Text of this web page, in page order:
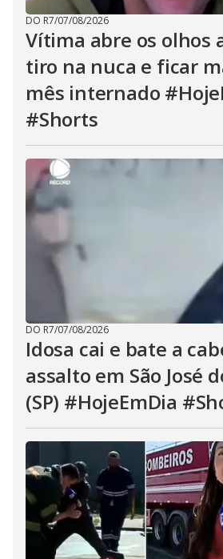
DO R7/07/08/2026
Vítima abre os olhos
tiro na nuca e ficar
mês internado
#Shorts
DO R7/07/08/2026
Idosa cai e bate a
assalto em São José
(SP) #HojeEmDia